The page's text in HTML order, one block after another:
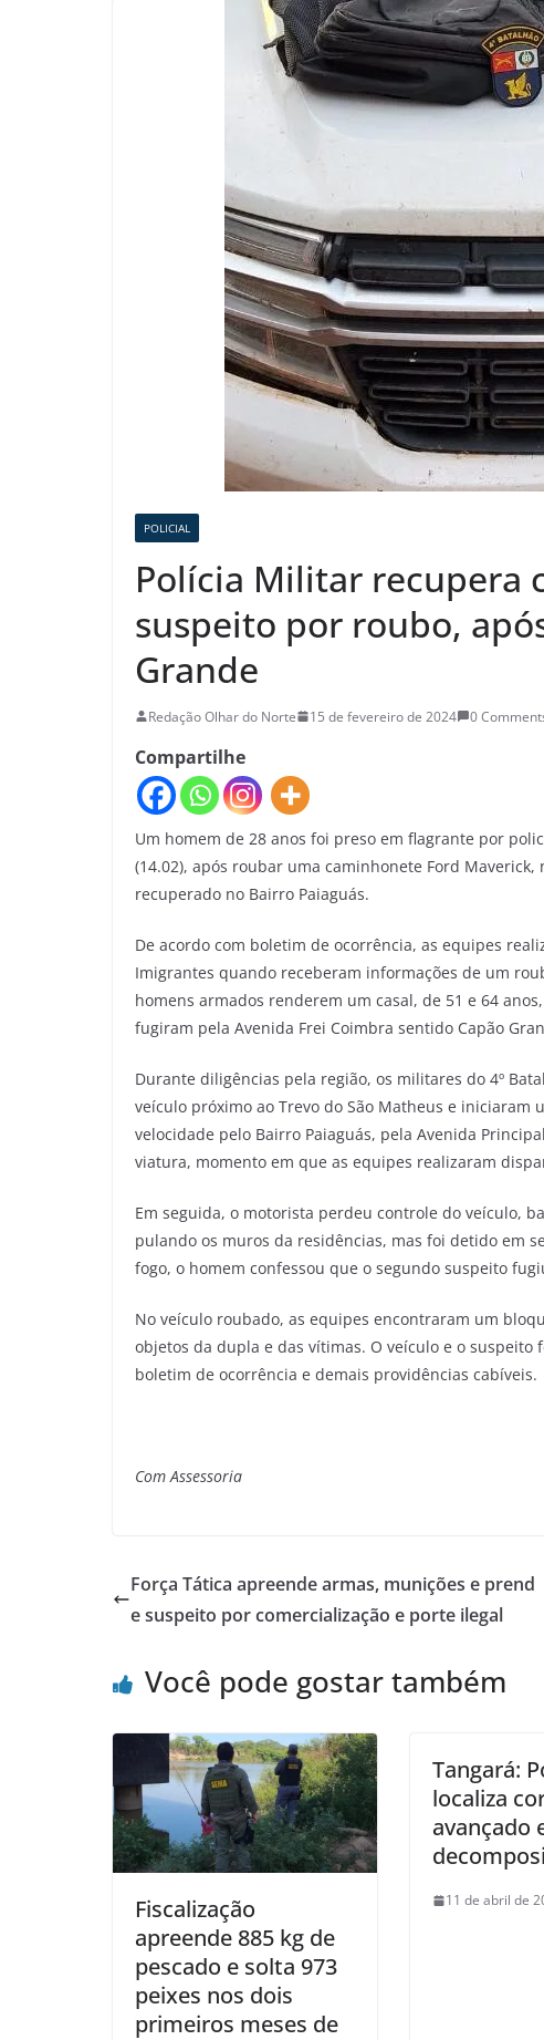
POLICIAL
Polícia Militar recupera
suspeito por roubo,
Grande
Redação Olhar do Norte 15 de fevereiro de 2024 0
Compartilhe
Um homem de 28 anos foi preso em flagrante por
(14.02), após roubar uma caminhonete Ford
recuperado no Bairro Paiaguás.
De acordo com boletim de ocorrência, as equipes
Imigrantes quando receberam informações de um
homens armados renderem um casal, de 51 e 64
fugiram pela Avenida Frei Coimbra sentido Capão
Durante diligências pela região, os militares do 4º
veículo próximo ao Trevo do São Matheus e
velocidade pelo Bairro Paiaguás, pela Avenida
viatura, momento em que as equipes realizaram
Em seguida, o motorista perdeu controle do veículo,
pulando os muros da residências, mas foi detido em
fogo, o homem confessou que o segundo suspeito
No veículo roubado, as equipes encontraram um
objetos da dupla e das vítimas. O veículo e o
boletim de ocorrência e demais providências cabíveis.
Com Assessoria
Força Tática apreende armas, munições e prend
e suspeito por comercialização e porte ilegal
Você pode gostar também
Fiscalização
apreende 885 kg de
pescado e solta 973
peixes nos dois
primeiros meses de
Tangará:
localiza
avançado
11 de abril de